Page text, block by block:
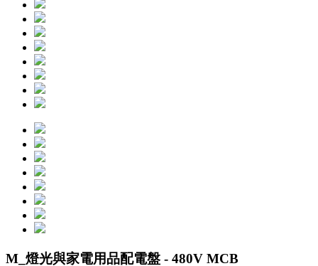
M_燈光與家電用品配電盤 - 480V MCB